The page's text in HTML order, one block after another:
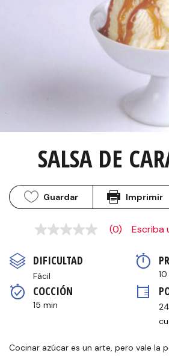
SALSA DE
Guardar Imprimir
Sin
en
la
misma
página.
(0) Escriba
DIFICULTAD
Fácil
COCCIÓN
15 min
Cocinar azúcar es un arte, pero vale la